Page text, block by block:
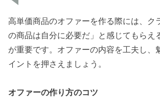
高単価商品のオファーを作る際には、ク
の商品は自分に必要だ」と感じてもらえ
が重要です。オファーの内容を工夫し、
イントを押さえましょう。
オファーの作り方のコツ